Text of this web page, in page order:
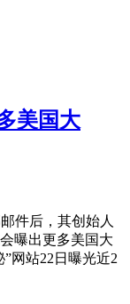
美国大
件后，其创始人
曝出更多美国大
”网站22日曝光近2